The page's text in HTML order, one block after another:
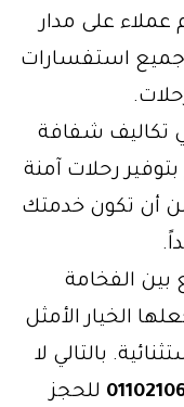
على مدار
جميع استفسارات
تكاليف شفافة
رحلات آمنة
أن تكون خدمتك
الفخامة
الخيار الأمثل
بالتالي لا
للحجز